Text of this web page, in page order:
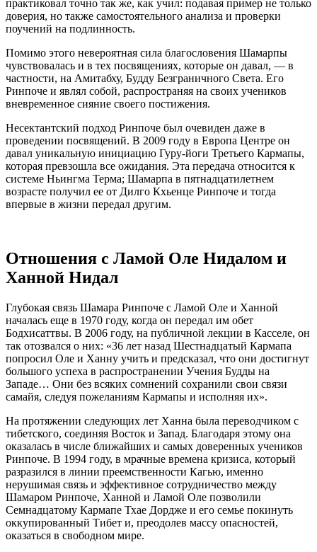
практиковал точно так же, как учил: подавая пример не только
доверия, но также самостоятельного анализа и проверки
поучений на подлинность.
Помимо этого невероятная сила благословения Шамарпы
чувствовалась и в тех посвящениях, которые он давал, — в
частности, на Амитабху, Будду Безграничного Света. Его
Ринпоче и являл собой, распространяя на своих учеников
вневременное сияние своего постижения.
Несектантский подход Ринпоче был очевиден даже в
проведении посвящений. В 2009 году в Европа Центре он
давал уникальную инициацию Гуру-йоги Третьего Кармапы,
которая превзошла все ожидания. Эта передача относится к
системе Ньингма Терма; Шамарпа в пятнадцатилетнем
возрасте получил ее от Дилго Кхьенце Ринпоче и тогда
впервые в жизни передал другим.
Отношения с Ламой Оле Нидалом и
Ханной Нидал
Глубокая связь Шамара Ринпоче с Ламой Оле и Ханной
началась еще в 1970 году, когда он передал им обет
Бодхисаттвы. В 2006 году, на публичной лекции в Касселе, он
так отозвался о них: «36 лет назад Шестнадцатый Кармапа
попросил Оле и Ханну учить и предсказал, что они достигнут
большого успеха в распространении Учения Будды на
Западе… Они без всяких сомнений сохранили свои связи
самайя, следуя пожеланиям Кармапы и исполняя их».
На протяжении следующих лет Ханна была переводчиком с
тибетского, соединяя Восток и Запад. Благодаря этому она
оказалась в числе ближайших и самых доверенных учеников
Ринпоче. В 1994 году, в мрачные времена кризиса, который
разразился в линии преемственности Кагью, именно
нерушимая связь и эффективное сотрудничество между
Шамаром Ринпоче, Ханной и Ламой Оле позволили
Семнадцатому Кармапе Тхае Дордже и его семье покинуть
оккупированный Тибет и, преодолев массу опасностей,
оказаться в свободном мире.